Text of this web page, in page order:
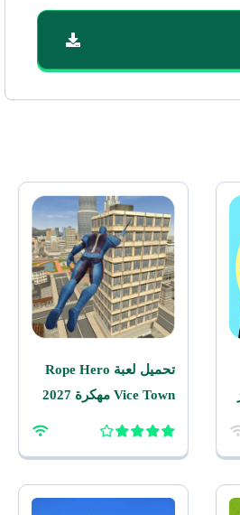
تحميل لعبة Rope Hero
Vice Town مهكرة 2027